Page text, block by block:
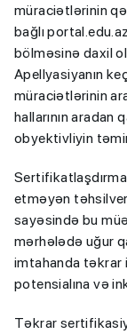
müraciətlərinin
bağlı
bölməsinə daxil
Apellyasiyanın
müraciətlərinin
hallarının aradan
obyektivliyin
etməyən
sayəsində bu
mərhələdə uğur
imtahanda təkrar
potensialına və
Təkrar